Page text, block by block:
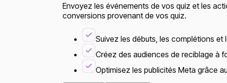
Envoyez les événements de vos quiz et les
conversions provenant de vos quiz.
Suivez les débuts, les complétions et
Créez des audiences de reciblage à
Optimisez les publicités Meta grâce